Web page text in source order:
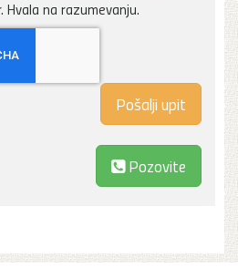
na razumevanju.
Pozovite